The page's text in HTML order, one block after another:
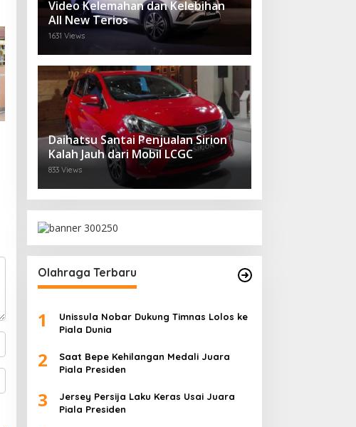
Video Kelemahan dan Kelebihan
All New Terios
1631 Views
Daihatsu Santai Penjualan Sirion
Kalah Jauh dari Mobil LCGC
833 Views
Olahraga Terbaru
1
Unissula Nobar Dukung Timnas Lolos ke
Piala Dunia
2
Saat Bepe Kehilangan Medali Juara
Piala Presiden
3
Jersey Persija Laku Keras Usai Juara
Piala Presiden